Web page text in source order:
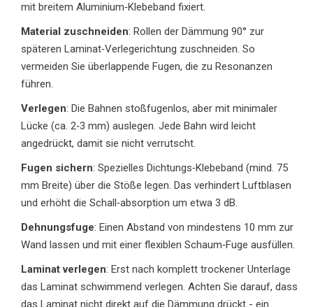
mit breitem Aluminium‑Klebeband fixiert.
Material zuschneiden: Rollen der Dämmung 90° zur
späteren Laminat‑Verlegerichtung zuschneiden. So
vermeiden Sie überlappende Fugen, die zu Resonanzen
führen.
Verlegen: Die Bahnen stoßfugenlos, aber mit minimaler
Lücke (ca. 2‑3 mm) auslegen. Jede Bahn wird leicht
angedrückt, damit sie nicht verrutscht.
Fugen sichern: Spezielles Dichtungs‑Klebeband (mind. 75
mm Breite) über die Stöße legen. Das verhindert Luftblasen
und erhöht die Schall‑absorption um etwa 3 dB.
Dehnungsfuge: Einen Abstand von mindestens 10 mm zur
Wand lassen und mit einer flexiblen Schaum‑Fuge ausfüllen.
Laminat verlegen: Erst nach komplett trockener Unterlage
das Laminat schwimmend verlegen. Achten Sie darauf, dass
das Laminat nicht direkt auf die Dämmung drückt - ein